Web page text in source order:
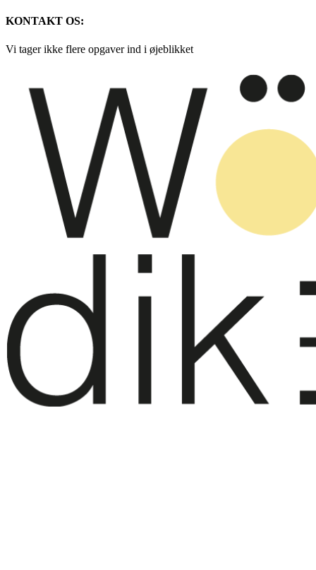
KONTAKT OS:
Vi tager ikke flere opgaver ind i øjeblikket